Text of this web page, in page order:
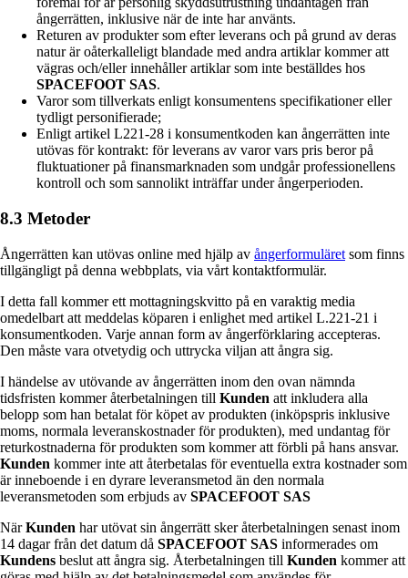
ångerrätten, inklusive när de inte har använts.
Returen av produkter som efter leverans och på grund av deras
natur är oåterkalleligt blandade med andra artiklar kommer att
vägras och/eller innehåller artiklar som inte beställdes hos
SPACEFOOT SAS.
Varor som tillverkats enligt konsumentens specifikationer eller
tydligt personifierade;
Enligt artikel L221-28 i konsumentkoden kan ångerrätten inte
utövas för kontrakt: för leverans av varor vars pris beror på
fluktuationer på finansmarknaden som undgår professionellens
kontroll och som sannolikt inträffar under ångerperioden.
8.3 Metoder
Ångerrätten kan utövas online med hjälp av ångerformuläret som finns
tillgängligt på denna webbplats, via vårt kontaktformulär.
I detta fall kommer ett mottagningskvitto på en varaktig media
omedelbart att meddelas köparen i enlighet med artikel L.221-21 i
konsumentkoden. Varje annan form av ångerförklaring accepteras.
Den måste vara otvetydig och uttrycka viljan att ångra sig.
I händelse av utövande av ångerrätten inom den ovan nämnda
tidsfristen kommer återbetalningen till Kunden att inkludera alla
belopp som han betalat för köpet av produkten (inköpspris inklusive
moms, normala leveranskostnader för produkten), med undantag för
returkostnaderna för produkten som kommer att förbli på hans ansvar.
Kunden kommer inte att återbetalas för eventuella extra kostnader som
är inneboende i en dyrare leveransmetod än den normala
leveransmetoden som erbjuds av SPACEFOOT SAS
NärKunden har utövat sin ångerrätt sker återbetalningen senast inom
14 dagar från det datum då SPACEFOOT SAS informerades om
Kundens beslut att ångra sig. Återbetalningen till Kunden kommer att